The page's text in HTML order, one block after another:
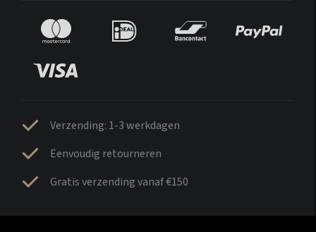
Verzending: 1-3 werkdagen
Eenvoudig retourneren
Gratis verzending vanaf €150